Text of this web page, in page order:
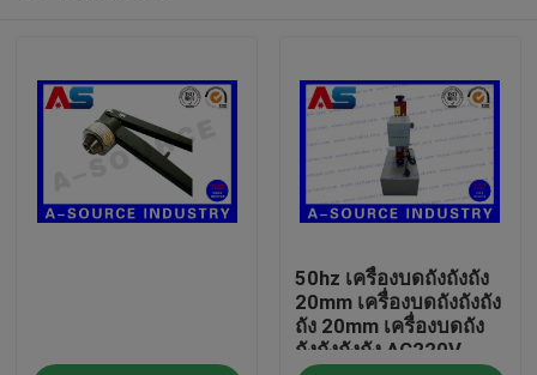
50hz เครื่องบดถังถังถัง
20mm เครื่องบดถังถังถัง
ถัง 20mm เครื่องบดถัง
ถังถังถังถัง AC220V